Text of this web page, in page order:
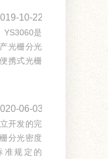
10-22
YS3060是
光栅分光
携式光栅
06-03
开发的完
分光密度
准规定的